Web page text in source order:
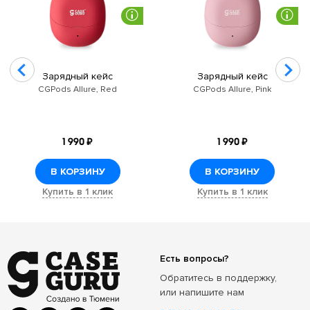
Зарядный кейс
CGPods Allure, Red
1 990 ₽
В КОРЗИНУ
Купить в 1 клик
Зарядный кейс
CGPods Allure, Pink
1 990 ₽
В КОРЗИНУ
Купить в 1 клик
Есть вопросы?
Обратитесь в поддержку,
или напишите нам